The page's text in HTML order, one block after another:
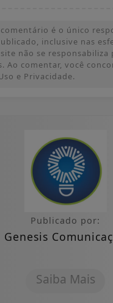
é o único
inclusive nas
não se responsabiliza
Ao comentar, você
e Privacidade.
Publicado por:
Genesis
Saiba Mais